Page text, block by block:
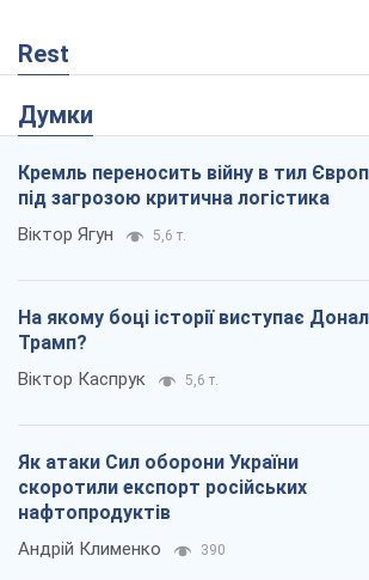
Rest
Думки
Кремль переносить війну в тил
під загрозою критична логістика
Віктор Ягун 5,6 т.
На якому боці історії виступає
Трамп?
Віктор Каспрук 5,6 т.
Як атаки Сил оборони України
скоротили експорт російських
нафтопродуктів
Андрій Клименко 390